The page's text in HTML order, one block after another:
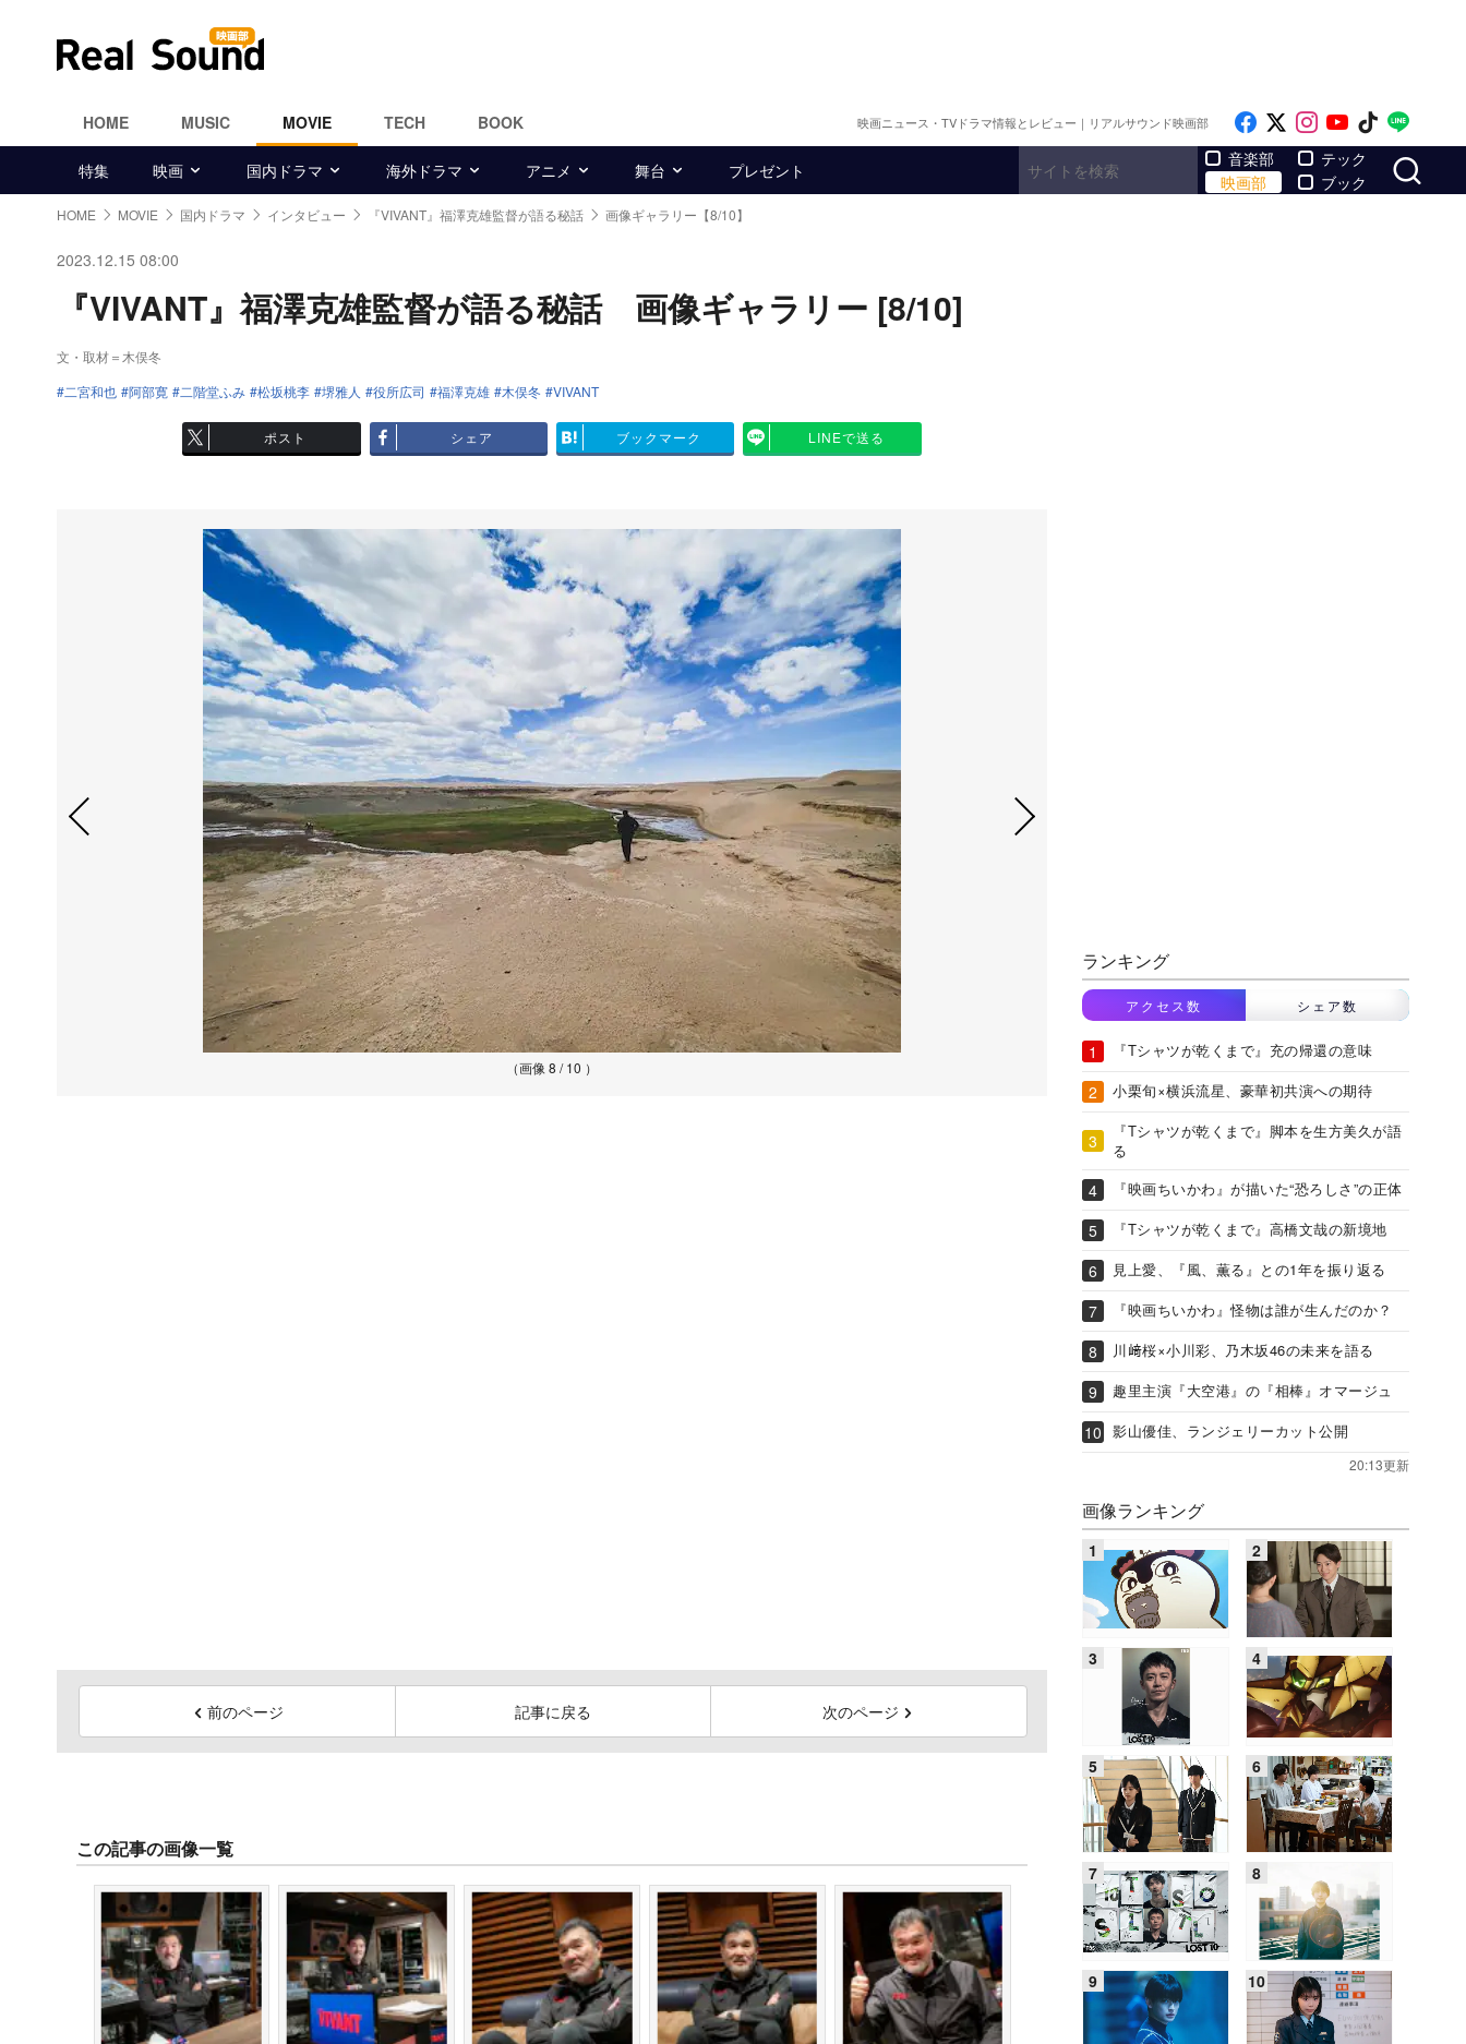
HOME MUSIC MOVIE TECH BOOK 映画ニュース・TVドラマ情報とレビュー｜リアルサウンド映画部 Like on Facebook
Follow on x
Follow on
Follow on
Follow
特集 映画 国内ドラマ 海外ドラマ アニメ 舞台 プレゼント
音楽部
映画部
テック
ブック
HOME MOVIE 国内ドラマ インタビュー 『VIVANT』福澤克雄監督が語る秘話 画像ギャラリー【8/10】
2023.12.15 08:00
『VIVANT』福澤克雄監督が語る秘話 画像ギャラリー [8/10]
文・取材＝木俣冬
二宮和也
阿部寛 二階堂ふみ 松坂桃李 堺雅人 役所広司 福澤克雄 木俣冬 VIVANT
ポスト シェア ブックマーク LINEで送る
（画像 8 / 10 ）
前のページ 記事に戻る 次のページ
この記事の画像一覧
ランキング
アクセス数 シェア数
『Tシャツが乾くまで』充の帰還の意味
小栗旬×横浜流星、豪華初共演への期待
『Tシャツが乾くまで』脚本を生方美久が語
る
『映画ちいかわ』が描いた“恐ろしさ”の正体
『Tシャツが乾くまで』高橋文哉の新境地
見上愛、『風、薫る』との1年を振り返る
『映画ちいかわ』怪物は誰が生んだのか？
川﨑桜×小川彩、乃木坂46の未来を語る
趣里主演『大空港』の『相棒』オマージュ
影山優佳、ランジェリーカット公開
20:13更新
画像ランキング